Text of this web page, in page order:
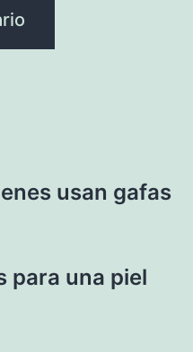
usan gafas
para una piel